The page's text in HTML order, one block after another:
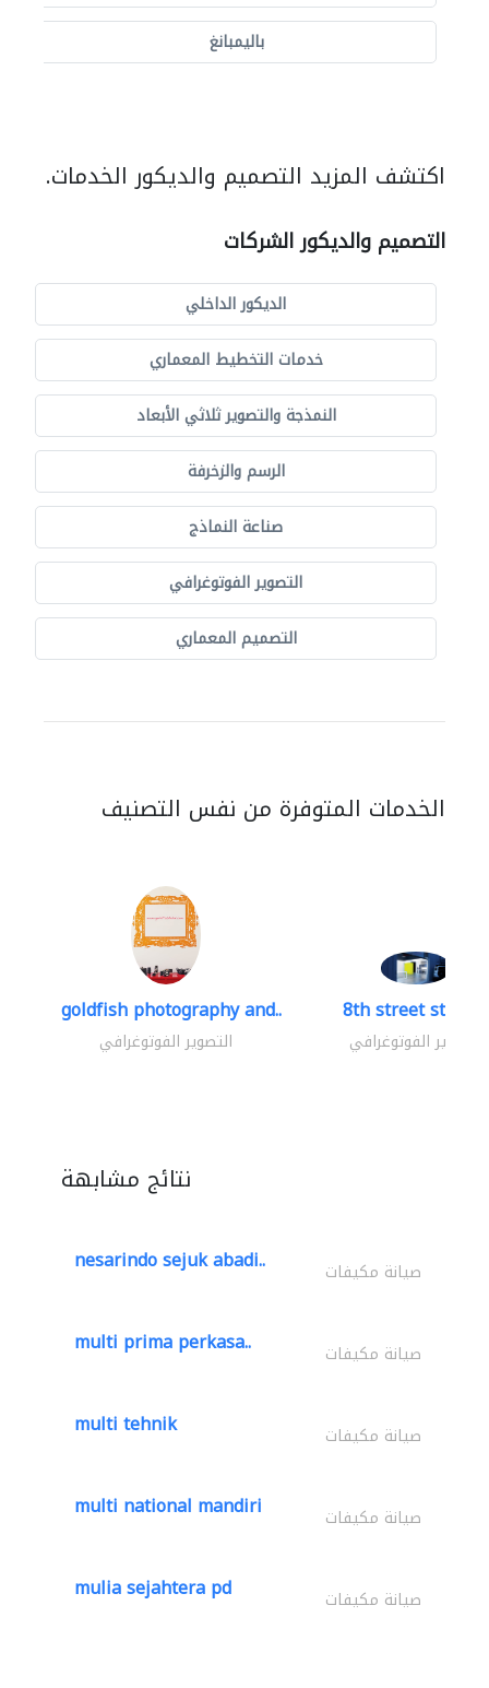
باليمبانغ
اكتشف المزيد التصميم والديكور الخدمات.
التصميم والديكور الشركات
الديكور الداخلي
خدمات التخطيط المعماري
النمذجة والتصوير ثلاثي الأبعاد
الرسم والزخرفة
صناعة النماذج
التصوير الفوتوغرافي
التصميم المعماري
الخدمات المتوفرة من نفس التصنيف
goldfish photography and..
التصوير الفوتوغرافي
8th street studios
التصوير الفوتوغرافي
نتائج مشابهة
nesarindo sejuk abadi.. صيانة مكيفات
multi prima perkasa.. صيانة مكيفات
multi tehnik صيانة مكيفات
multi national mandiri صيانة مكيفات
mulia sejahtera pd صيانة مكيفات